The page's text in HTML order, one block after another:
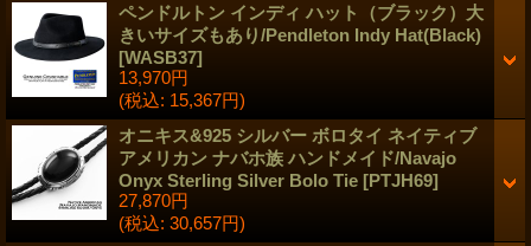
ペンドルトン インディ ハット（ブラック）大
きいサイズもあり/Pendleton Indy Hat(Black)
[WASB37]
13,970円
(税込: 15,367円)
オニキス&925 シルバー ボロタイ ネイティブ
アメリカン ナバホ族 ハンドメイド/Navajo
Onyx Sterling Silver Bolo Tie [PTJH69]
27,870円
(税込: 30,657円)